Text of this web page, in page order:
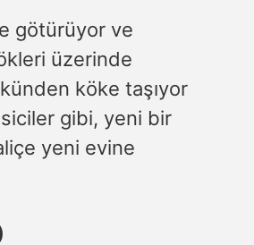
götürüyor ve
üzerinde
köke taşıyor
gibi, yeni bir
yeni evine